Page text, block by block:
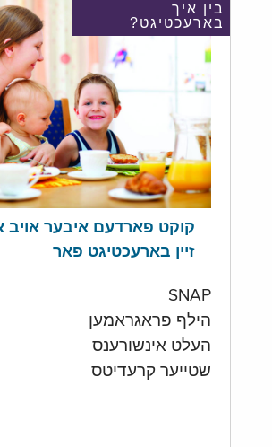
בין איך
בארעכטיגט?
קוקט פארדעם איבער אויב
זיין בארעכטיגט פאר
SNAP
הילף פראגראמען
העלט אינשורענס
שטייער קרעדיטס